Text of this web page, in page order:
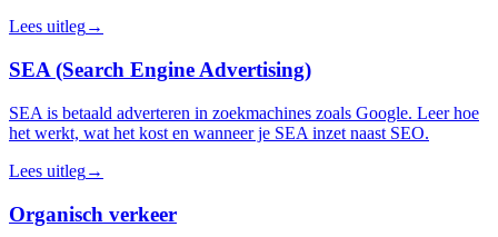
Lees uitleg→
SEA (Search Engine Advertising)
SEA is betaald adverteren in zoekmachines zoals Google. Leer hoe
het werkt, wat het kost en wanneer je SEA inzet naast SEO.
Lees uitleg→
Organisch verkeer